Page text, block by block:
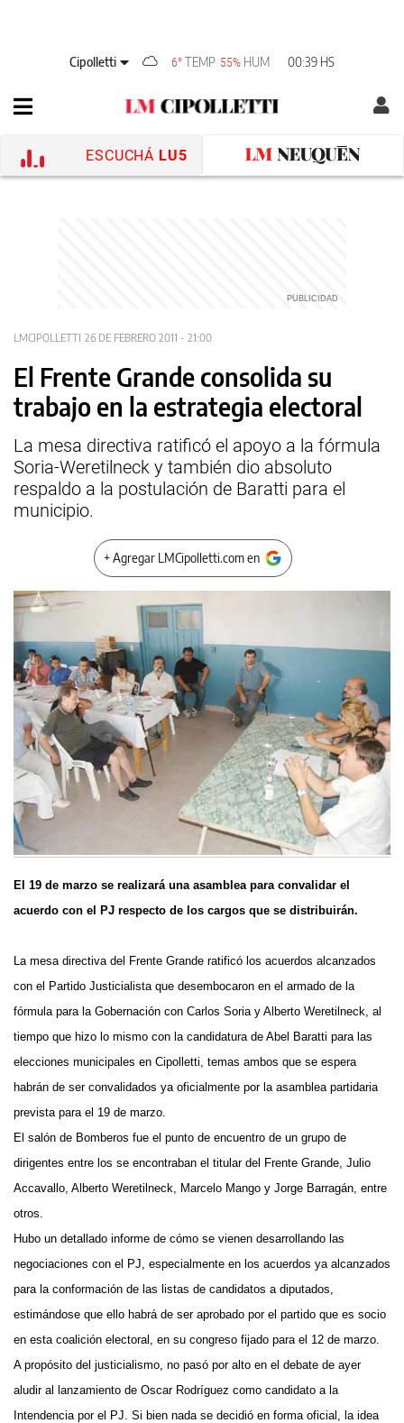
Cipolletti 6° TEMP 55% HUM 00:39 HS
ESCUCHÁ LU5
LMCIPOLLETTI 26 DE FEBRERO 2011 - 21:00
El Frente Grande consolida su
trabajo en la estrategia electoral
La mesa directiva ratificó el apoyo a la fórmula
Soria-Weretilneck y también dio absoluto
respaldo a la postulación de Baratti para el
municipio.
+ Agregar LMCipolletti.com en
El 19 de marzo se realizará una asamblea para convalidar el
acuerdo con el PJ respecto de los cargos que se distribuirán.
La mesa directiva del Frente Grande ratificó los acuerdos alcanzados
con el Partido Justicialista que desembocaron en el armado de la
fórmula para la Gobernación con Carlos Soria y Alberto Weretilneck, al
tiempo que hizo lo mismo con la candidatura de Abel Baratti para las
elecciones municipales en Cipolletti, temas ambos que se espera
habrán de ser convalidados ya oficialmente por la asamblea partidaria
prevista para el 19 de marzo.
El salón de Bomberos fue el punto de encuentro de un grupo de
dirigentes entre los se encontraban el titular del Frente Grande, Julio
Accavallo, Alberto Weretilneck, Marcelo Mango y Jorge Barragán, entre
otros.
Hubo un detallado informe de cómo se vienen desarrollando las
negociaciones con el PJ, especialmente en los acuerdos ya alcanzados
para la conformación de las listas de candidatos a diputados,
estimándose que ello habrá de ser aprobado por el partido que es socio
en esta coalición electoral, en su congreso fijado para el 12 de marzo.
A propósito del justicialismo, no pasó por alto en el debate de ayer
aludir al lanzamiento de Oscar Rodríguez como candidato a la
Intendencia por el PJ. Si bien nada se decidió en forma oficial, la idea